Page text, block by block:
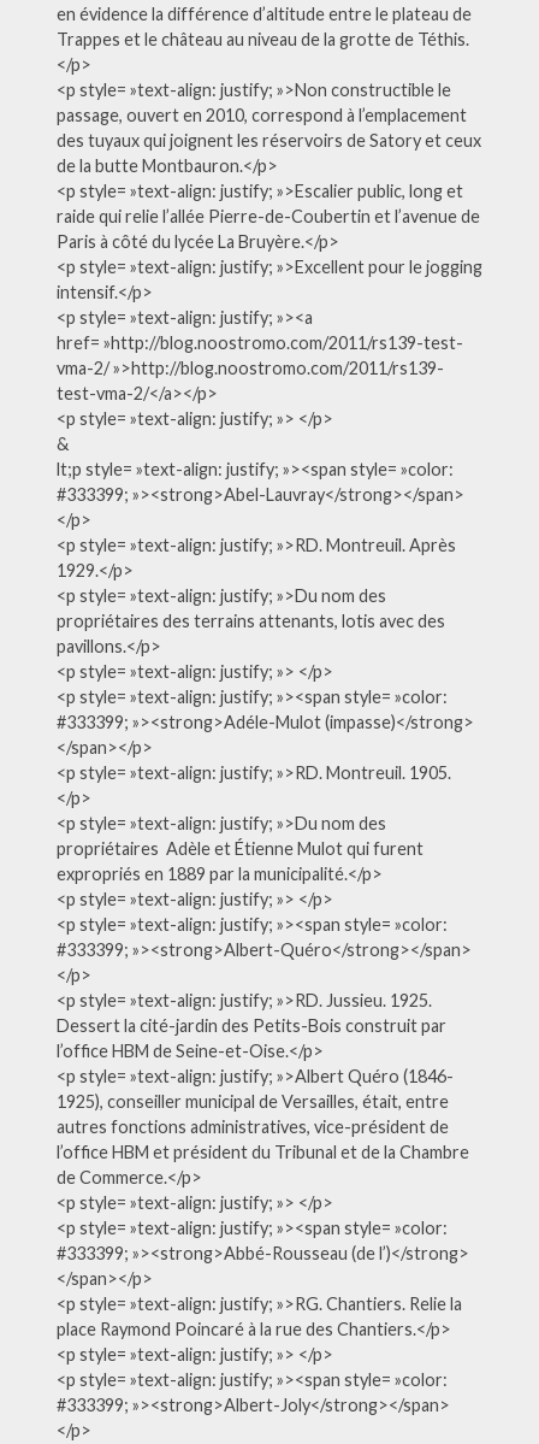
en évidence la différence d’altitude entre le plateau de
Trappes et le château au niveau de la grotte de Téthis.
</p>
<p style= »text-align: justify; »>Non constructible le
passage, ouvert en 2010, correspond à l’emplacement
des tuyaux qui joignent les réservoirs de Satory et ceux
de la butte Montbauron.</p>
<p style= »text-align: justify; »>Escalier public, long et
raide qui relie l’allée Pierre-de-Coubertin et l’avenue de
Paris à côté du lycée La Bruyère.</p>
<p style= »text-align: justify; »>Excellent pour le jogging
intensif.</p>
<p style= »text-align: justify; »><a
href= »http://blog.noostromo.com/2011/rs139-test-
vma-2/ »>http://blog.noostromo.com/2011/rs139-
test-vma-2/</a></p>
<p style= »text-align: justify; »> </p>
&
lt;p style= »text-align: justify; »><span style= »color:
#333399; »><strong>Abel-Lauvray</strong></span>
</p>
<p style= »text-align: justify; »>RD. Montreuil. Après
1929.</p>
<p style= »text-align: justify; »>Du nom des
propriétaires des terrains attenants, lotis avec des
pavillons.</p>
<p style= »text-align: justify; »> </p>
<p style= »text-align: justify; »><span style= »color:
#333399; »><strong>Adéle-Mulot (impasse)</strong>
</span></p>
<p style= »text-align: justify; »>RD. Montreuil. 1905.
</p>
<p style= »text-align: justify; »>Du nom des
propriétaires Adèle et Étienne Mulot qui furent
expropriés en 1889 par la municipalité.</p>
<p style= »text-align: justify; »> </p>
<p style= »text-align: justify; »><span style= »color:
#333399; »><strong>Albert-Quéro</strong></span>
</p>
<p style= »text-align: justify; »>RD. Jussieu. 1925.
Dessert la cité-jardin des Petits-Bois construit par
l’office HBM de Seine-et-Oise.</p>
<p style= »text-align: justify; »>Albert Quéro (1846-
1925), conseiller municipal de Versailles, était, entre
autres fonctions administratives, vice-président de
l’office HBM et président du Tribunal et de la Chambre
de Commerce.</p>
<p style= »text-align: justify; »> </p>
<p style= »text-align: justify; »><span style= »color:
#333399; »><strong>Abbé-Rousseau (de l’)</strong>
</span></p>
<p style= »text-align: justify; »>RG. Chantiers. Relie la
place Raymond Poincaré à la rue des Chantiers.</p>
<p style= »text-align: justify; »> </p>
<p style= »text-align: justify; »><span style= »color:
#333399; »><strong>Albert-Joly</strong></span>
</p>